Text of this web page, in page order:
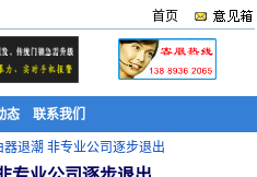
首页
态 联系我们
器退潮 非专业公司逐步退出